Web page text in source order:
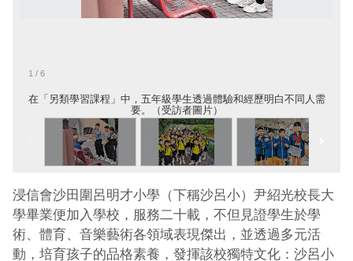
1 / 6
在「另類學習課程」中，五年級學生透過體驗和經歷明白不同人需
要。（受訪者圖片）
浸信會沙田圍呂明才小學（下稱沙呂小）尹紹光校長大
學畢業便加入學校，服務二十載，不但見證學生於學
術、體育、音樂藝術各領域表現傑出，並透過多元活
動，培育孩子的品格素養，發揮該校獨特文化：沙呂小